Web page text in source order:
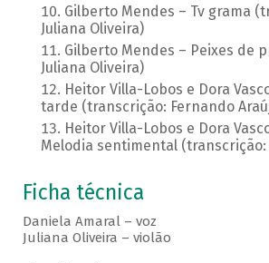
Gilberto Mendes – Tv grama
Juliana Oliveira)
Gilberto Mendes – Peixes de
Juliana Oliveira)
Heitor Villa-Lobos e Dora
tarde (transcrição: Fernando
Heitor Villa-Lobos e Dora
Melodia sentimental (transcrição:
Ficha técnica
Daniela Amaral – voz
Juliana Oliveira – violão